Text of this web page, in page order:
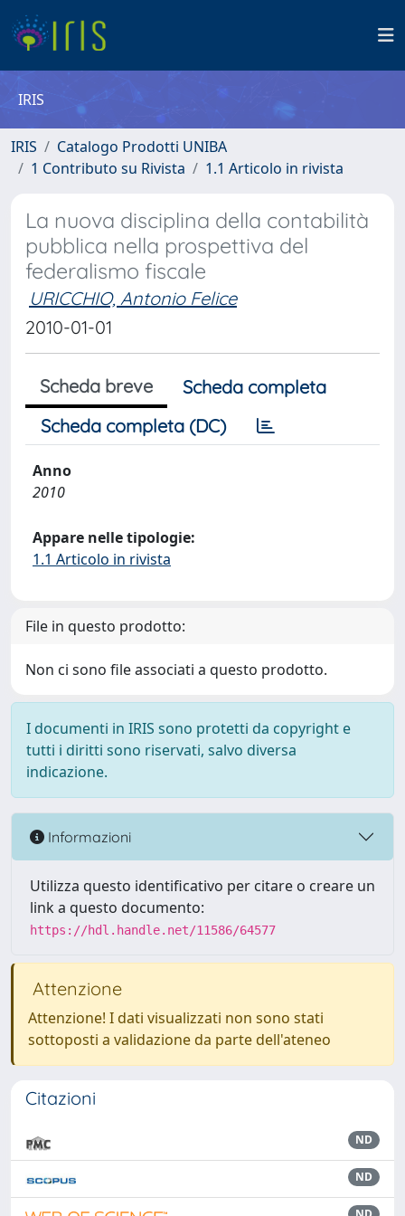
IRIS
IRIS
Catalogo Prodotti UNIBA
1 Contributo su Rivista
1.1 Articolo in rivista
La nuova disciplina della contabilità
pubblica nella prospettiva del
federalismo fiscale
URICCHIO, Antonio Felice
2010-01-01
Scheda breve
Scheda completa
Scheda completa (DC)
Anno
2010
Appare nelle tipologie:
1.1 Articolo in rivista
File in questo prodotto:
Non ci sono file associati a questo prodotto.
I documenti in IRIS sono protetti da copyright e
tutti i diritti sono riservati, salvo diversa
indicazione.
Informazioni
Utilizza questo identificativo per citare o creare un
link a questo documento:
https://hdl.handle.net/11586/64577
Attenzione
Attenzione! I dati visualizzati non sono stati
sottoposti a validazione da parte dell'ateneo
Citazioni
ND
ND